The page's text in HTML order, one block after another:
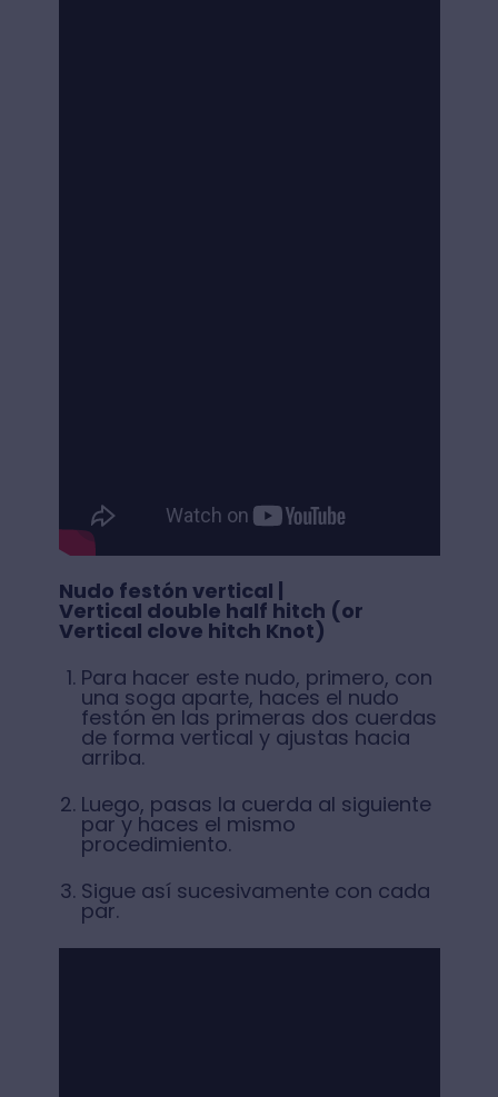
Nudo festón vertical |
Vertical double half hitch (or
Vertical clove hitch Knot)
Para hacer este nudo, primero, con
una soga aparte, haces el nudo
festón en las primeras dos cuerdas
de forma vertical y ajustas hacia
arriba.
Luego, pasas la cuerda al siguiente
par y haces el mismo
procedimiento.
Sigue así sucesivamente con cada
par.